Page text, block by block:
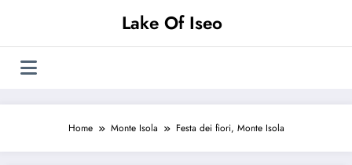
Lake Of Iseo
Home Monte Isola Festa dei fiori, Monte Isola